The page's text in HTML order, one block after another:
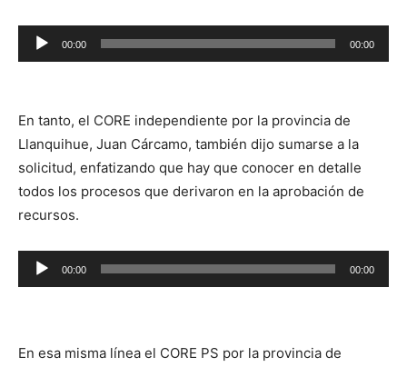
Reproductor
de
00:00 00:00
En tanto, el CORE independiente por la provincia de
Llanquihue, Juan Cárcamo, también dijo sumarse a la
solicitud, enfatizando que hay que conocer en detalle
todos los procesos que derivaron en la aprobación de
recursos.
Reproductor
de
00:00 00:00
En esa misma línea el CORE PS por la provincia de